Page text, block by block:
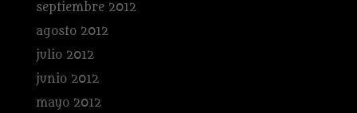
septiembre 2012
agosto 2012
julio 2012
junio 2012
mayo 2012